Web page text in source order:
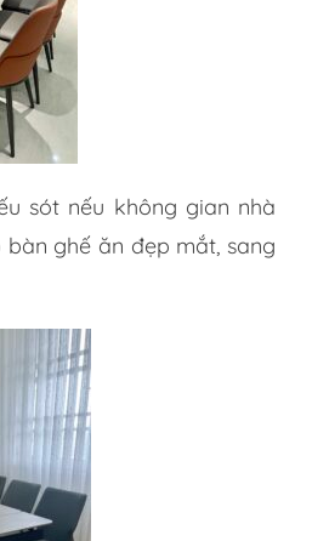
sót nếu không gian nhà
ghế ăn đẹp mắt, sang